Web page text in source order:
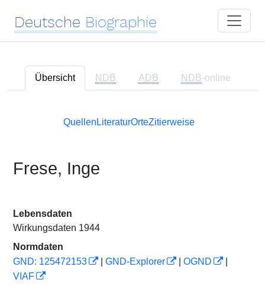
Deutsche Biographie
Übersicht NDB ADB NDB-online
Quellen LiteraturOrteZitierweise
Frese, Inge
Lebensdaten
Wirkungsdaten 1944
Normdaten
GND: 125472153
GND-Explorer OGND
VIAF